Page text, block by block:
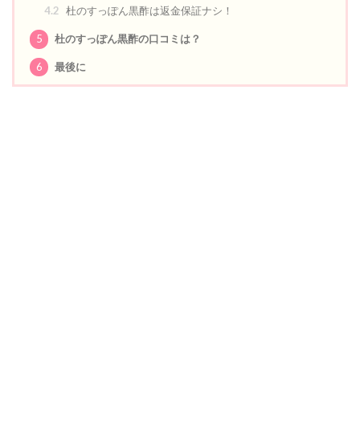
4.2 杜のすっぽん黒酢は返金保証ナシ！
5 杜のすっぽん黒酢の口コミは？
6 最後に